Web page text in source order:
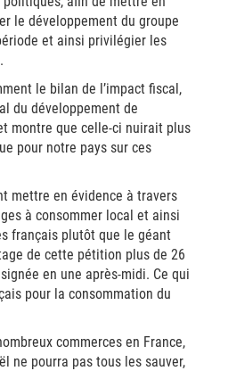
le développement du groupe
et ainsi privilégier les
le bilan de l’impact fiscal,
du développement de
montre que celle-ci nuirait plus
pour notre pays sur ces
mettre en évidence à travers
à consommer local et ainsi
français plutôt que le géant
de cette pétition plus de 26
en une après-midi. Ce qui
pour la consommation du
commerces en France,
ne pourra pas tous les sauver,